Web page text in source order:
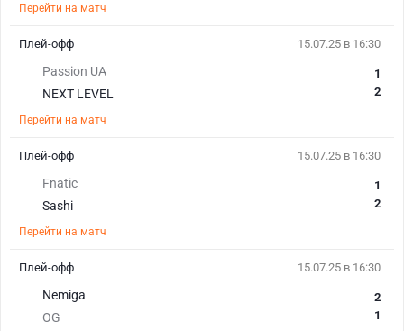
Перейти на матч
15.07.25 в 16:30
Passion UA
NEXT LEVEL
1
2
Перейти на матч
Плей-офф
15.07.25 в 16:30
Fnatic
Sashi
1
2
Перейти на матч
Плей-офф
15.07.25 в 16:30
Nemiga
OG
2
1
Плей-офф